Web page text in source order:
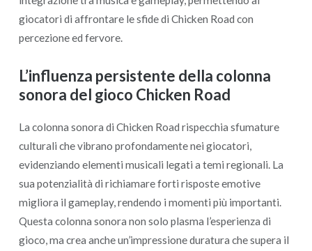
giocatori di affrontare le sfide di Chicken Road con
percezione ed fervore.
L’influenza persistente della colonna
sonora del gioco Chicken Road
La colonna sonora di Chicken Road rispecchia sfumature
culturali che vibrano profondamente nei giocatori,
evidenziando elementi musicali legati a temi regionali. La
sua potenzialità di richiamare forti risposte emotive
migliora il gameplay, rendendo i momenti più importanti.
Questa colonna sonora non solo plasma l’esperienza di
gioco, ma crea anche un’impressione duratura che supera il